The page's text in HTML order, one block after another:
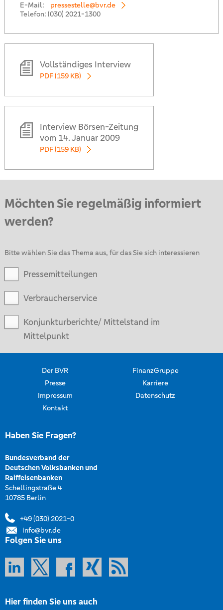
E-Mail:
pressestelle@bvr.de
Telefon: (030) 2021-1300
Vollständiges Interview
PDF (159 KB)
Interview Börsen-Zeitung
vom 14. Januar 2009
PDF (159 KB)
Möchten Sie regelmäßig informiert
werden?
Bitte wählen Sie das Thema aus, für das Sie sich interessieren
Pressemitteilungen
Verbraucherservice
Konjunkturberichte/ Mittelstand im
Mittelpunkt
Der BVR
FinanzGruppe
Presse
Karriere
Impressum
Datenschutz
Kontakt
Haben Sie Fragen?
Bundesverband der
Deutschen Volksbanken und
Raiffeisenbanken
Schellingstraße 4
10785 Berlin
+49 (030) 2021-0
info@bvr.de
Folgen Sie uns
Hier finden Sie uns auch